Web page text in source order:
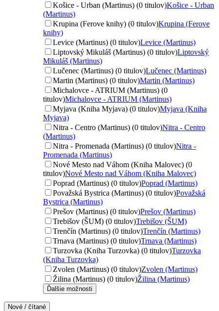
Košice - Urban (Martinus) (0 titulov)Košice - Urban
(Martinus)
Krupina (Ferove knihy) (0 titulov)Krupina (Ferove
knihy)
Levice (Martinus) (0 titulov)Levice (Martinus)
Liptovský Mikuláš (Martinus) (0 titulov)Liptovský
Mikuláš (Martinus)
Lučenec (Martinus) (0 titulov)Lučenec (Martinus)
Martin (Martinus) (0 titulov)Martin (Martinus)
Michalovce - ATRIUM (Martinus) (0
titulov)Michalovce - ATRIUM (Martinus)
Myjava (Kniha Myjava) (0 titulov)Myjava (Kniha
Myjava)
Nitra - Centro (Martinus) (0 titulov)Nitra - Centro
(Martinus)
Nitra - Promenada (Martinus) (0 titulov)Nitra -
Promenada (Martinus)
Nové Mesto nad Váhom (Kniha Malovec) (0
titulov)Nové Mesto nad Váhom (Kniha Malovec)
Poprad (Martinus) (0 titulov)Poprad (Martinus)
Považská Bystrica (Martinus) (0 titulov)Považská
Bystrica (Martinus)
Prešov (Martinus) (0 titulov)Prešov (Martinus)
Trebišov (ŠUM) (0 titulov)Trebišov (ŠUM)
Trenčín (Martinus) (0 titulov)Trenčín (Martinus)
Trnava (Martinus) (0 titulov)Trnava (Martinus)
Turzovka (Kniha Turzovka) (0 titulov)Turzovka
(Kniha Turzovka)
Zvolen (Martinus) (0 titulov)Zvolen (Martinus)
Žilina (Martinus) (0 titulov)Žilina (Martinus)
Ďalšie možnosti
Nové / čítané